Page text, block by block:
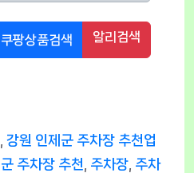
쿠팡상품검색 알리검색
,강원 인제군 주차장 추천업
주차장 추천 주차장 주차